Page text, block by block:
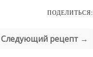
ПОДЕЛИТЬСЯ:
Следующий рецепт →